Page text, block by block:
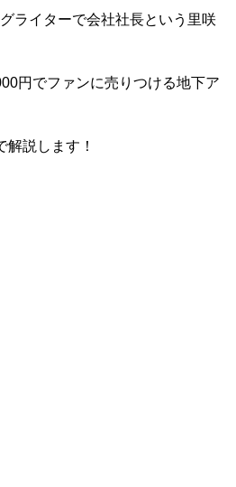
ライターで会社社長という里咲
円でファンに売りつける地下ア
説します！